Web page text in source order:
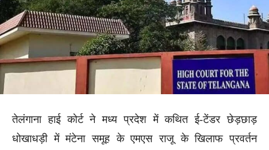
तेलंगाना हाई कोर्ट ने मध्य प्रदेश में कथित ई-टेंडर छेड़छाड़
धोखाधड़ी में मंटेना समूह के एमएस राजू के खिलाफ प्रवर्तन